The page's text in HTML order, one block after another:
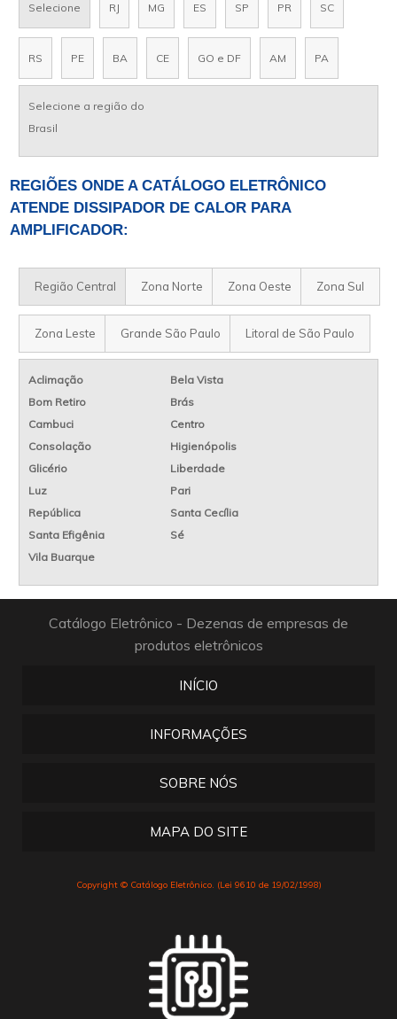
Selecione RJ MG ES SP PR SC
RS PE BA CE GO e DF AM PA
Selecione a região do
Brasil
REGIÕES ONDE A CATÁLOGO ELETRÔNICO
ATENDE DISSIPADOR DE CALOR PARA
AMPLIFICADOR:
Região Central Zona Norte Zona Oeste Zona Sul
Zona Leste Grande São Paulo Litoral de São Paulo
Aclimação
Bela Vista
Bom Retiro
Brás
Cambuci
Centro
Consolação
Higienópolis
Glicério
Liberdade
Luz
Pari
República
Santa Cecília
Santa Efigênia
Sé
Vila Buarque
Catálogo Eletrônico - Dezenas de empresas de
produtos eletrônicos
INÍCIO
INFORMAÇÕES
SOBRE NÓS
MAPA DO SITE
Copyright © Catálogo Eletrônico. (Lei 9610 de 19/02/1998)